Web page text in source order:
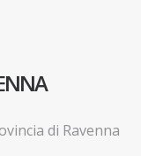
di Ravenna